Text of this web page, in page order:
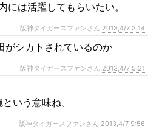
には活躍してもらいたい。
阪神タイガースファンさん 2013,4/7 3:14
がシカトされているのか
阪神タイガースファンさん 2013,4/7 5:21
いう意味ね。
阪神タイガースファンさん 2013,4/7 9:56